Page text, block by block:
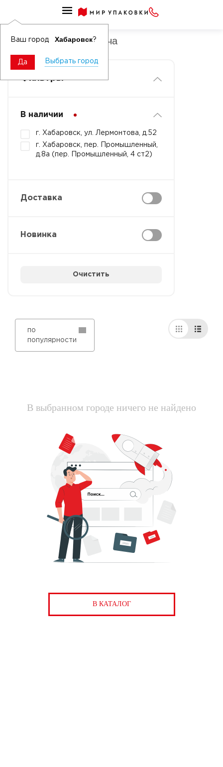
Ваш город Хабаровск?
Да Выбрать город
Диспенсеры для скотча
Фильтры
В наличии
г. Хабаровск, ул. Лермонтова, д.52
г. Хабаровск, пер. Промышленный,
д.8а (пер. Промышленный, 4 ст2)
Доставка
Новинка
Очистить
по
популярности
В выбранном городе ничего не найдено
В КАТАЛОГ